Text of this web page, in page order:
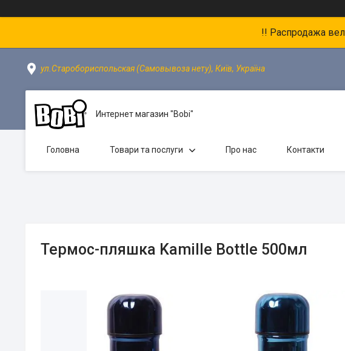
!! Распродажа
ул.Старобориспольская (Самовывоза нету), Київ, Україна
Интернет магазин "Bobi"
Головна Товари та послуги Про нас Контакти
Термос-пляшка Kamille Bottle 500мл